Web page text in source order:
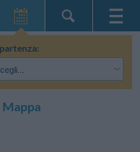
Home Page
Le mie Prenotazioni
InItalia Club
Mappa